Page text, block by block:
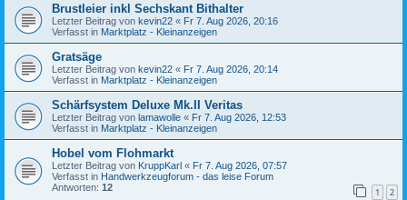
Brustleier inkl Sechskant Bithalter
Letzter Beitrag von kevin22 « Fr 7. Aug 2026, 20:16
Verfasst in Marktplatz - Kleinanzeigen
Gratsäge
Letzter Beitrag von kevin22 « Fr 7. Aug 2026, 20:14
Verfasst in Marktplatz - Kleinanzeigen
Schärfsystem Deluxe Mk.II Veritas
Letzter Beitrag von lamawolle « Fr 7. Aug 2026, 12:53
Verfasst in Marktplatz - Kleinanzeigen
Hobel vom Flohmarkt
Letzter Beitrag von KruppKarl « Fr 7. Aug 2026, 07:57
Verfasst in Handwerkzeugforum - das leise Forum
Antworten: 12 1 2